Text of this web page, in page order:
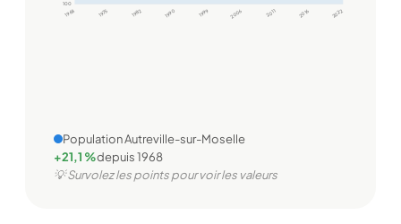
100
1968 1975 1982 1990 1999 2006 2011 2016 2022
Population Autreville-sur-Moselle
+21,1 %depuis 1968
💡 Survolez les points pour voir les valeurs